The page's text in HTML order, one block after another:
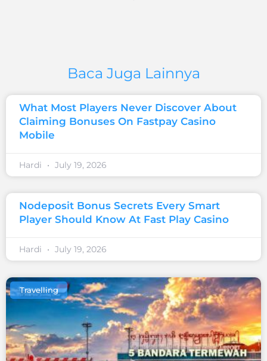
Baca Juga Lainnya
What Most Players Never Discover About
Claiming Bonuses On Fastpay Casino
Mobile
Hardi July 19, 2026
Nodeposit Bonus Secrets Every Smart
Player Should Know At Fast Play Casino
Hardi July 19, 2026
Travelling